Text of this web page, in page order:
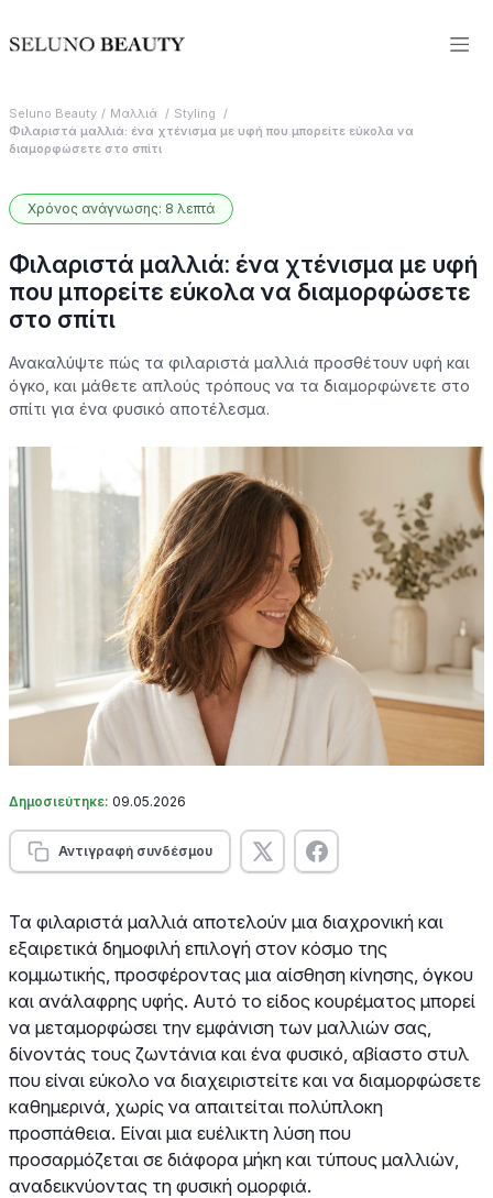
Seluno Beauty Μαλλιά
Styling
Φιλαριστά μαλλιά: ένα χτένισμα με υφή που μπορείτε εύκολα να
διαμορφώσετε στο σπίτι
Χρόνος ανάγνωσης: 8 λεπτά
Φιλαριστά μαλλιά: ένα χτένισμα με υφή
που μπορείτε εύκολα να διαμορφώσετε
στο σπίτι
Ανακαλύψτε πώς τα φιλαριστά μαλλιά προσθέτουν υφή και
όγκο, και μάθετε απλούς τρόπους να τα διαμορφώνετε στο
σπίτι για ένα φυσικό αποτέλεσμα.
Δημοσιεύτηκε: 09.05.2026
Αντιγραφή συνδέσμου
Τα φιλαριστά μαλλιά αποτελούν μια διαχρονική και
εξαιρετικά δημοφιλή επιλογή στον κόσμο της
κομμωτικής, προσφέροντας μια αίσθηση κίνησης, όγκου
και ανάλαφρης υφής. Αυτό το είδος κουρέματος μπορεί
να μεταμορφώσει την εμφάνιση των μαλλιών σας,
δίνοντάς τους ζωντάνια και ένα φυσικό, αβίαστο στυλ
που είναι εύκολο να διαχειριστείτε και να διαμορφώσετε
καθημερινά, χωρίς να απαιτείται πολύπλοκη
προσπάθεια. Είναι μια ευέλικτη λύση που
προσαρμόζεται σε διάφορα μήκη και τύπους μαλλιών,
αναδεικνύοντας τη φυσική ομορφιά.